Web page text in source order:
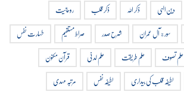
دین الہی ذکر اللہ ذکر قلب
روحانیت
سورة آل عمران شرح صدر صراط مستقیم
طہارت نفس
علم تصوف علم طریقت علم لدنی
قرآن مکنون
لطیفہ قلب کی بیداری لطیفہ نفس
مرتبہ مہدی